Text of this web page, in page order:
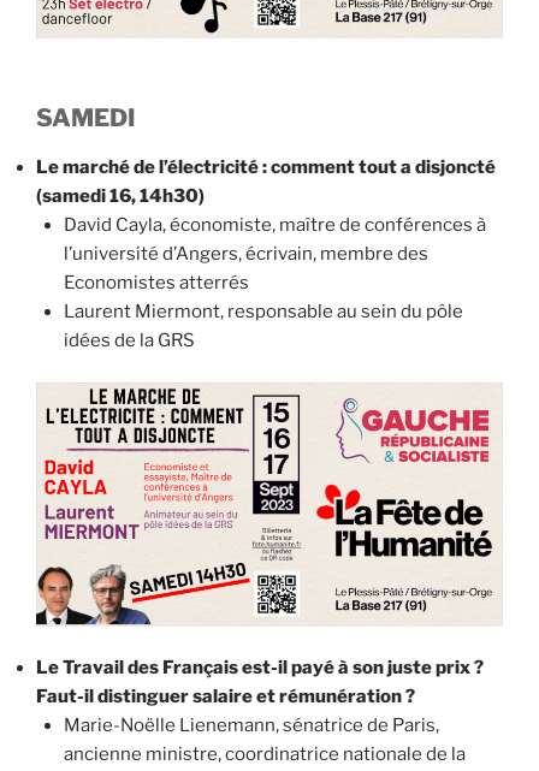
SAMEDI
Le marché de l’électricité : comment tout a disjoncté
(samedi 16, 14h30)
David Cayla, économiste, maître de conférences à
l’université d’Angers, écrivain, membre des
Economistes atterrés
Laurent Miermont, responsable au sein du pôle
idées de la GRS
Le Travail des Français est-il payé à son juste prix ?
Faut-il distinguer salaire et rémunération ?
Marie-Noëlle Lienemann, sénatrice de Paris,
ancienne ministre, coordinatrice nationale de la